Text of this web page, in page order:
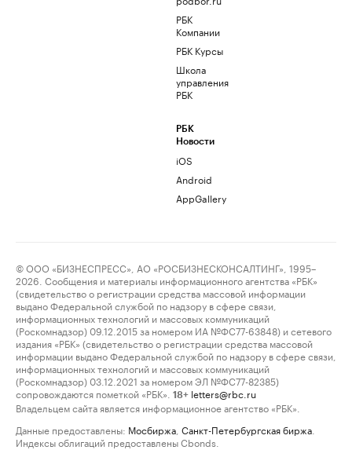
РБК
Компании
РБК Курсы
Школа
управления
РБК
РБК
Новости
iOS
Android
AppGallery
© ООО «БИЗНЕСПРЕСС», АО «РОСБИЗНЕСКОНСАЛТИНГ», 1995–
2026. Сообщения и материалы информационного агентства «РБК»
(свидетельство о регистрации средства массовой информации
выдано Федеральной службой по надзору в сфере связи,
информационных технологий и массовых коммуникаций
(Роскомнадзор) 09.12.2015 за номером ИА №ФС77-63848) и сетевого
издания «РБК» (свидетельство о регистрации средства массовой
информации выдано Федеральной службой по надзору в сфере связи,
информационных технологий и массовых коммуникаций
(Роскомнадзор) 03.12.2021 за номером ЭЛ №ФС77-82385)
сопровождаются пометкой «РБК».
18+ letters@rbc.ru
Владельцем сайта является информационное агентство «РБК».
Данные предоставлены: Мосбиржа Санкт-Петербургская биржа
Индексы облигаций предоставлены Cbonds.